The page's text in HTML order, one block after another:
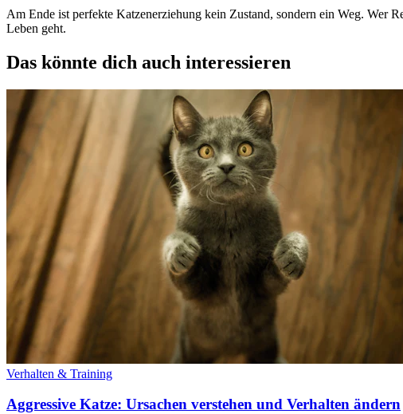
Am Ende ist perfekte Katzenerziehung kein Zustand, sondern ein Weg. Wer
Leben geht.
Das könnte dich auch interessieren
Verhalten & Training
Aggressive Katze: Ursachen verstehen und Verhalten ändern